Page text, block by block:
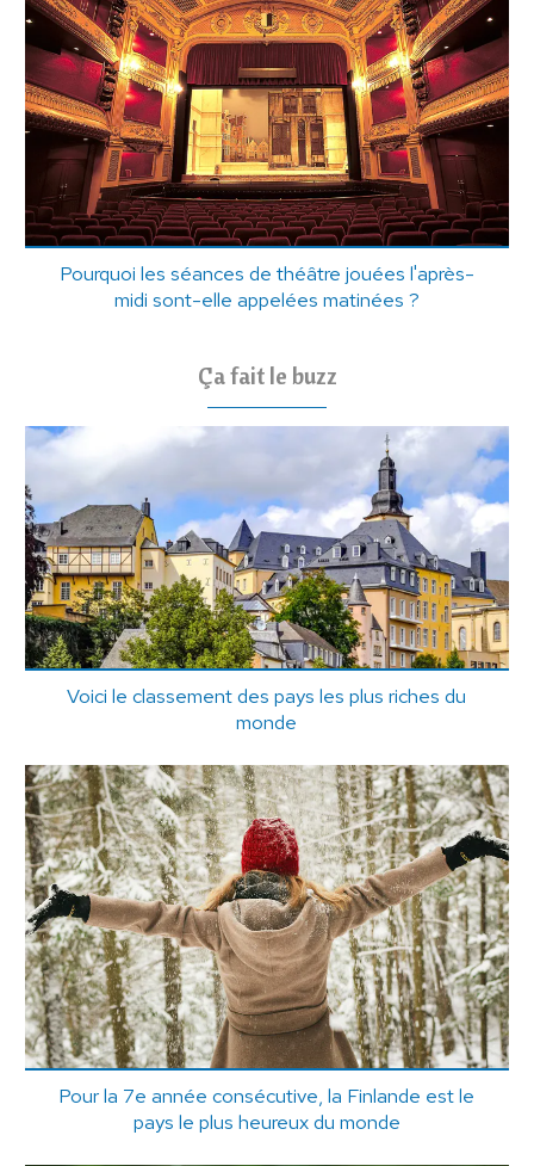
Pourquoi les séances de théâtre jouées l'après-
midi sont-elle appelées matinées ?
Ça fait le buzz
Voici le classement des pays les plus riches du
monde
Pour la 7e année consécutive, la Finlande est le
pays le plus heureux du monde